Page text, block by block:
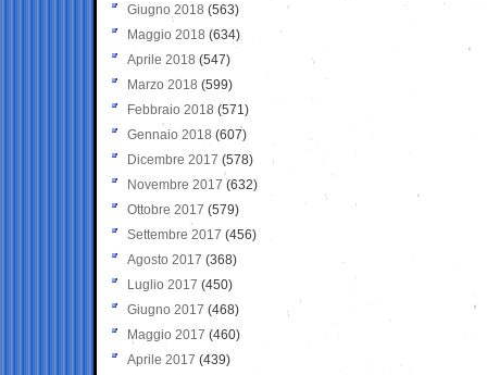
Giugno 2018 (563)
Maggio 2018 (634)
Aprile 2018 (547)
Marzo 2018 (599)
Febbraio 2018 (571)
Gennaio 2018 (607)
Dicembre 2017 (578)
Novembre 2017 (632)
Ottobre 2017 (579)
Settembre 2017 (456)
Agosto 2017 (368)
Luglio 2017 (450)
Giugno 2017 (468)
Maggio 2017 (460)
Aprile 2017 (439)